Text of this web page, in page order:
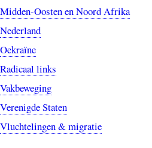
Midden-Oosten en Noord Afrika
Nederland
Oekraïne
Radicaal links
Vakbeweging
Verenigde Staten
Vluchtelingen & migratie